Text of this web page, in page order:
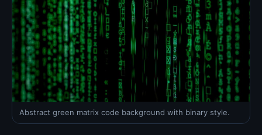
Abstract green matrix code background with binary style.